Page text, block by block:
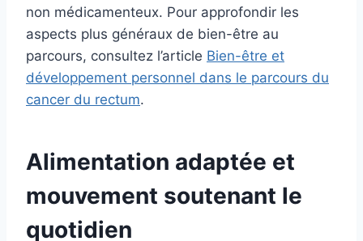
non médicamenteux. Pour approfondir les
aspects plus généraux de bien-être au
parcours, consultez l’article Bien-être et
développement personnel dans le parcours du
cancer du rectum.
Alimentation adaptée et
mouvement soutenant le
quotidien